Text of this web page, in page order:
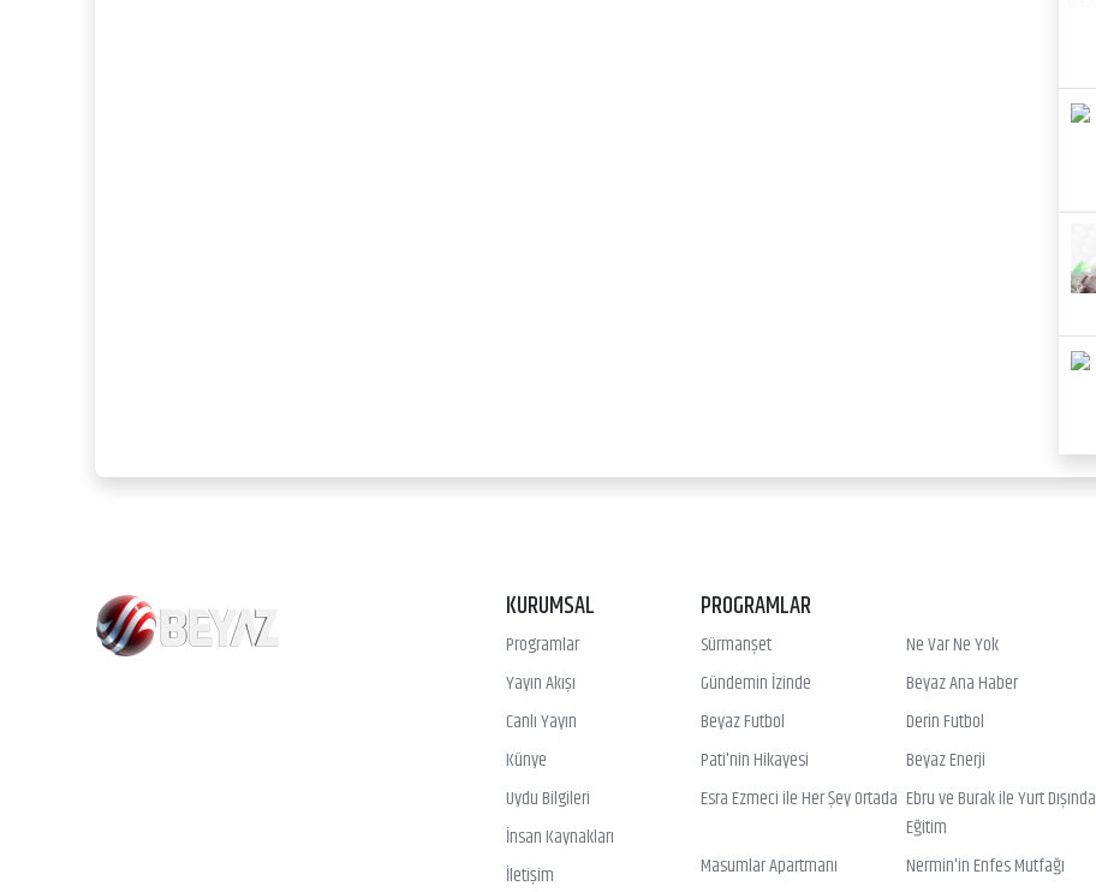
KURUMSAL
Programlar
Yayın Akışı
Canlı Yayın
Künye
Uydu Bilgileri
İnsan Kaynakları
İletişim
PROGRAMLAR
Sürmanşet Ne Var Ne Yok
Gündemin İzinde
Beyaz Ana Haber
Beyaz Futbol
Derin Futbol
Pati'nin Hikayesi
Beyaz Enerji
Esra Ezmeci ile Her Şey Ortada Ebru ve Burak ile Yurt Dışında
Eğitim
Masumlar Apartmanı Nermin'in Enfes Mutfağı